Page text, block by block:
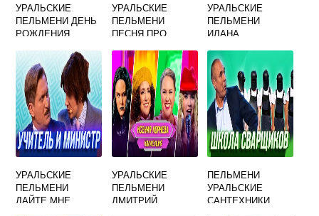
УРАЛЬСКИЕ
ПЕЛЬМЕНИ ДЕНЬ
РОЖДЕНИЯ
УРАЛЬСКИЕ
ПЕЛЬМЕНИ
ПЕСНЯ ПРО
ТЕКСТ
УРАЛЬСКИЕ
ПЕЛЬМЕНИ
ИЛАНА
РОЖКОВ
УРАЛЬСКИЕ
ПЕЛЬМЕНИ
ДАЙТЕ МНЕ
УРАЛЬСКИЕ
ПЕЛЬМЕНИ
ДМИТРИЙ
ПЕЛЬМЕНИ
УРАЛЬСКИЕ
САНТЕХНИКИ